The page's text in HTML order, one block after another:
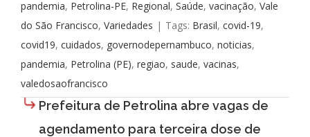
pandemia, Petrolina-PE, Regional, Saúde, vacinação, Vale
do São Francisco, Variedades | Tags: Brasil, covid-19,
covid19, cuidados, governodepernambuco, noticias,
pandemia, Petrolina (PE), regiao, saude, vacinas,
valedosaofrancisco
Prefeitura de Petrolina abre vagas de
agendamento para terceira dose de